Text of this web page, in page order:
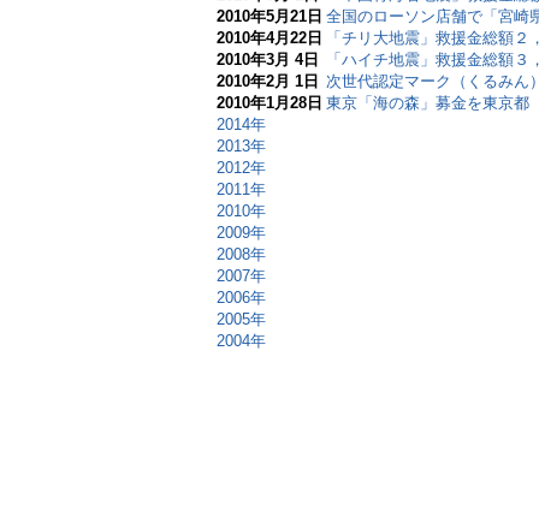
2010年5月21日 全国のローソン店舗で「宮崎
2010年4月22日
「チリ大地震」救援金総額
2010年3月 4日
「ハイチ地震」救援金総額
2010年2月 1日 次世代認定マーク（くるみん
2010年1月28日 東京「海の森」募金を東京都
2014年
2013年
2012年
2011年
2010年
2009年
2008年
2007年
2006年
2005年
2004年